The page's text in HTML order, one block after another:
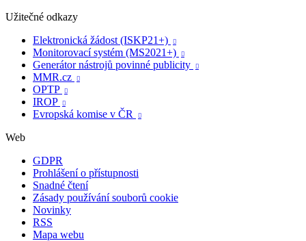
Užitečné odkazy
Elektronická žádost (ISKP21+)

Monitorovací systém (MS2021+) 
Generátor nástrojů povinné publicity 
MMR.cz 
OPTP 
IROP 
Evropská komise v ČR 
Web
GDPR
Prohlášení o přístupnosti
Snadné čtení
Zásady používání souborů cookie
Novinky
RSS
Mapa webu